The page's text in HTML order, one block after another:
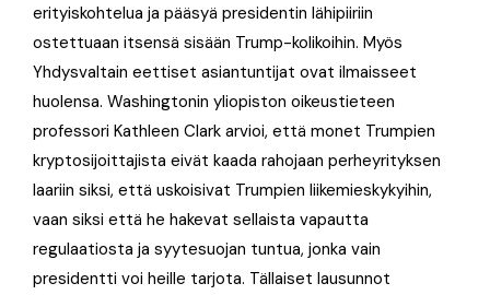
erityiskohtelua ja pääsyä presidentin lähipiiriin
ostettuaan itsensä sisään Trump-kolikoihin. Myös
Yhdysvaltain eettiset asiantuntijat ovat ilmaisseet
huolensa. Washingtonin yliopiston oikeustieteen
professori Kathleen Clark arvioi, että monet Trumpien
kryptosijoittajista eivät kaada rahojaan perheyrityksen
laariin siksi, että uskoisivat Trumpien liikemieskykyihin,
vaan siksi että he hakevat sellaista vapautta
regulaatiosta ja syytesuojan tuntua, jonka vain
presidentti voi heille tarjota. Tällaiset lausunnot